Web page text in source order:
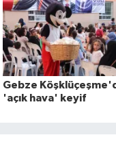
Gebze
'açık hava' keyif